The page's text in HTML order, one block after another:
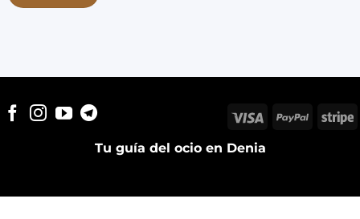
Tu guía del ocio en Denia
Visa PayPal